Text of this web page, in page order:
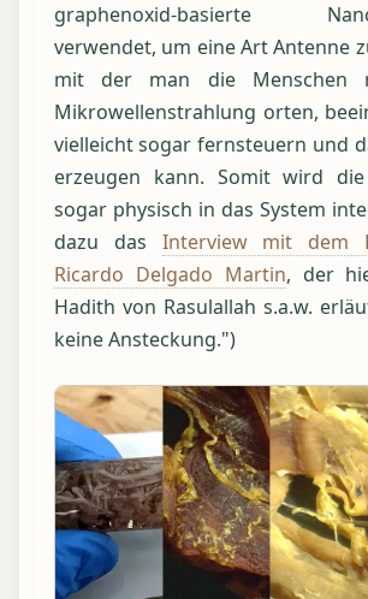
graphenoxid-basierte
verwendet, um eine Art Antenne
mit der man die Menschen
Mikrowellenstrahlung orten,
vielleicht sogar fernsteuern und
erzeugen kann. Somit wird
sogar physisch in das System
dazu das Interview mit dem
Ricardo Delgado Martin, der
Hadith von Rasulallah s.a.w.
keine Ansteckung.")